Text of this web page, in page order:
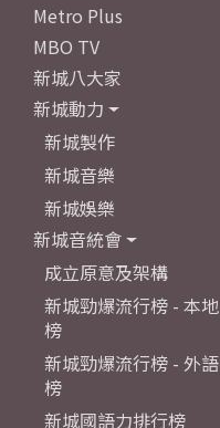
Metro Plus
MBO TV
新城八大家
新城動力
新城製作
新城音樂
新城娛樂
新城音統會
成立原意及架構
新城勁爆流行榜 - 本地
榜
新城勁爆流行榜 - 外語
榜
新城國語力排行榜